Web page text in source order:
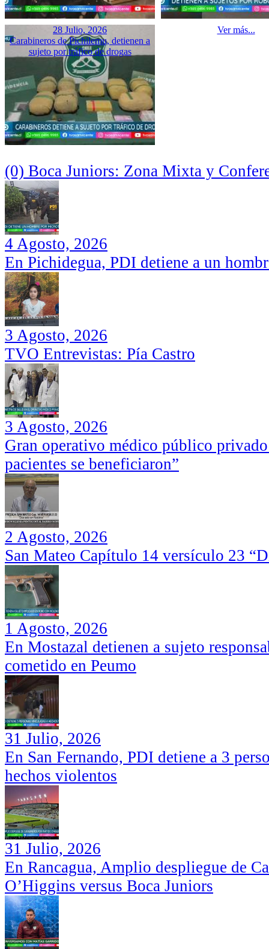
28 Julio, 2026
Carabineros de Pichilemu, detienen a
sujeto por tráfico de drogas
Ver más...
(0) Boca Juniors: Zona Mixta y
4 Agosto, 2026
En Pichidegua, PDI detiene a un
3 Agosto, 2026
TVO Entrevistas: Pía Castro
3 Agosto, 2026
Gran operativo médico público
pacientes se beneficiaron”
2 Agosto, 2026
San Mateo Capítulo 14 versículo 23
1 Agosto, 2026
En Mostazal detienen a sujeto
cometido en Peumo
31 Julio, 2026
En San Fernando, PDI detiene a 3
hechos violentos
31 Julio, 2026
En Rancagua, Amplio despliegue de
O’Higgins versus Boca Juniors